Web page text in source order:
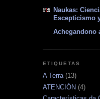
Naukas:
Escepticismo
Achegandono
ETIQUETAS
A Terra (13)
ATENCIÓN (4)